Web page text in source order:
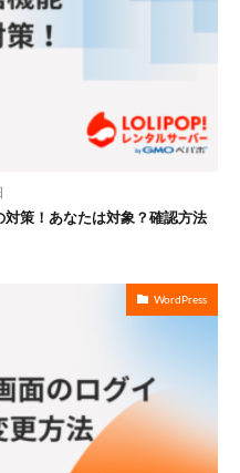
策！あなたは対象？確認方法
WordPress